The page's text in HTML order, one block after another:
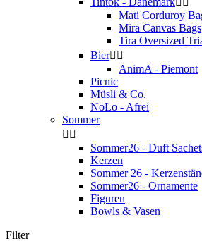
Mati Corduroy
Mira Canvas Bags
Tira Oversized
Bier 
AnimA - Piemont
Picnic
Müsli & Co.
NoLo - Afrei
Sommer
 
Sommer26 - Duft
Kerzen
Sommer 26 -
Sommer26 - Ornamente
Figuren
Bowls & Vasen
Filter